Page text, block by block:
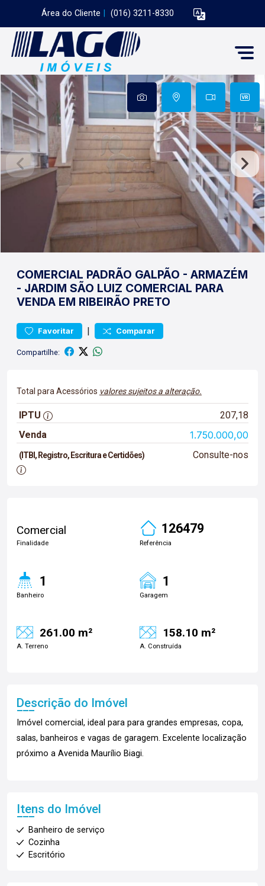
Área do Cliente (016) 3211-8330
COMERCIAL PADRÃO GALPÃO - ARMAZÉM
- JARDIM SÃO LUIZ COMERCIAL PARA
VENDA EM RIBEIRÃO PRETO
Favoritar | Comparar
Compartilhe:
Total para Acessórios valores sujeitos a alteração.
IPTU
207,18
Venda
1.750.000,00
(ITBI, Registro, Escritura e Certidões) Consulte-nos
Comercial
Finalidade
126479
Referência
1
Banheiro
1
Garagem
261.00 m²
A. Terreno
158.10 m²
A. Construída
Descrição do Imóvel
Imóvel comercial, ideal para para grandes empresas, copa,
salas, banheiros e vagas de garagem. Excelente localização
próximo a Avenida Maurílio Biagi.
Itens do Imóvel
Banheiro de serviço
Cozinha
Escritório